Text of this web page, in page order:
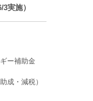
実施）
ー補助金
成・減税）